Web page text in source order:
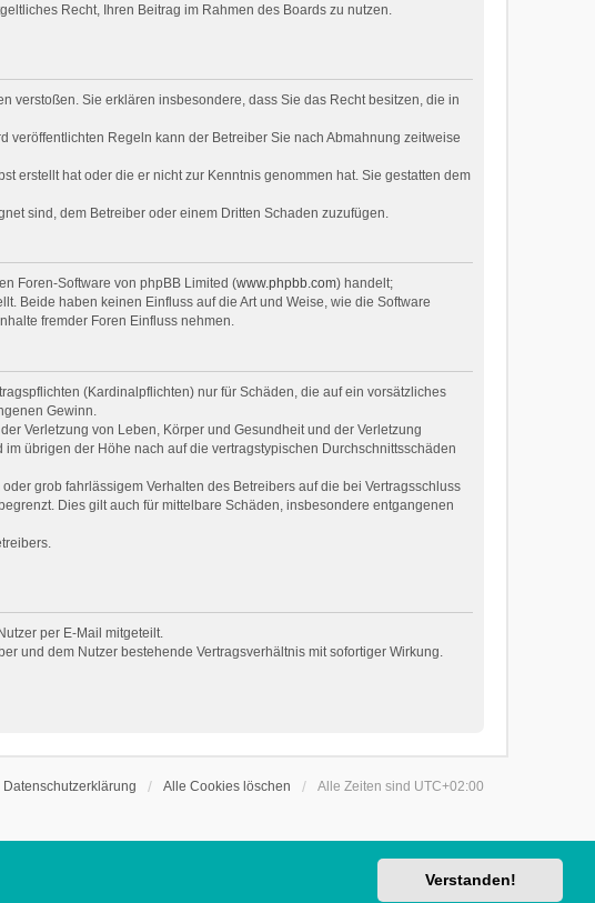
Verstanden!
Recht, Ihren Beitrag im Rahmen des Boards zu nutzen.
verstoßen. Sie erklären insbesondere, dass Sie das Recht besitzen, die in
Regeln kann der Betreiber Sie nach Abmahnung zeitweise
erstellt hat oder die er nicht zur Kenntnis genommen hat. Sie gestatten dem
sind, dem Betreiber oder einem Dritten Schaden zuzufügen.
Foren-Software von phpBB Limited (www.phpbb.com) handelt;
Beide haben keinen Einfluss auf die Art und Weise, wie die Software
fremder Foren Einfluss nehmen.
(Kardinalpflichten) nur für Schäden, die auf ein vorsätzliches
Gewinn.
Verletzung von Leben, Körper und Gesundheit und der Verletzung
übrigen der Höhe nach auf die vertragstypischen Durchschnittsschäden
grob fahrlässigem Verhalten des Betreibers auf die bei Vertragsschluss
Dies gilt auch für mittelbare Schäden, insbesondere entgangenen
per E-Mail mitgeteilt.
und dem Nutzer bestehende Vertragsverhältnis mit sofortiger Wirkung.
Datenschutzerklärung Alle Cookies löschen Alle Zeiten sind UTC+02:00